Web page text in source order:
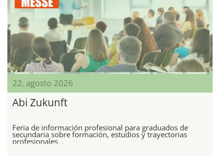
22. agosto 2026
Abi Zukunft
Feria de información profesional para graduados de
secundaria sobre formación, estudios y trayectorias
profesionales